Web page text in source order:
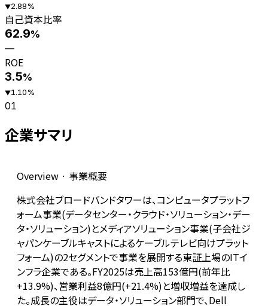
▼2.88%
自己資本比率
62.9%
—
ROE
3.5%
▼1.10%
01
企業サマリ
Overview · 事業概要
株式会社ブロードバンドタワーは、コンピュータプラットフ
ォーム事業(データセンター・クラウド・ソリューション・デー
タ・ソリューション)とメディアソリューション事業(子会社ジ
ャパンケーブルキャストによるケーブルテレビ向けプラット
フォーム)の2セグメントで事業を展開する東証上場のITイ
ンフラ企業である。FY2025は売上高153億円(前年比
+13.9%)、営業利益8億円(+21.4%)と増収増益を達成し
た。成長の主役はデータ・ソリューション部門で、Dell